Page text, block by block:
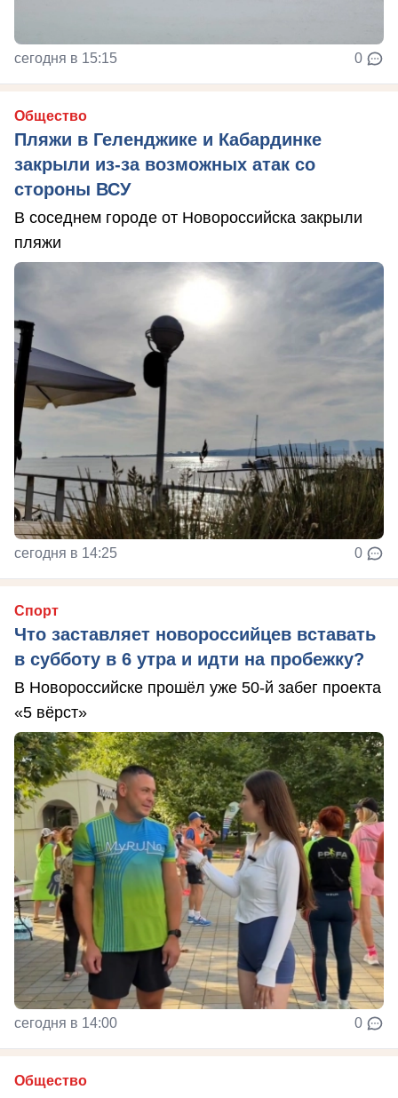
сегодня в 15:15 0
Общество
Пляжи в Геленджике и Кабардинке
закрыли из-за возможных атак со
стороны ВСУ
В соседнем городе от Новороссийска закрыли
пляжи
сегодня в 14:25 0
Спорт
Что заставляет новороссийцев вставать
в субботу в 6 утра и идти на пробежку?
В Новороссийске прошёл уже 50-й забег проекта
«5 вёрст»
сегодня в 14:00 0
Общество